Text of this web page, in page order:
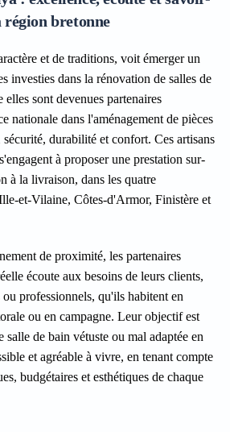
bretonne
et de traditions, voit émerger un
investies dans la rénovation de salles de
elles sont devenues partenaires
nationale dans l'aménagement de pièces
sécurité, durabilité et confort. Ces artisans
à proposer une prestation sur-
à la livraison, dans les quatre
et-Vilaine, Côtes-d'Armor, Finistère et
de proximité, les partenaires
écoute aux besoins de leurs clients,
professionnels, qu'ils habitent en
ou en campagne. Leur objectif est
salle de bain vétuste ou mal adaptée en
et agréable à vivre, en tenant compte
budgétaires et esthétiques de chaque